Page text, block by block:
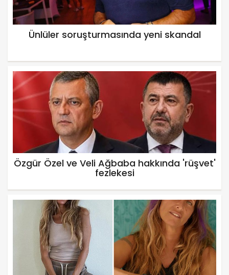
Ünlüler soruşturmasında yeni skandal
Özgür Özel ve Veli Ağbaba hakkında 'rüşvet'
fezlekesi